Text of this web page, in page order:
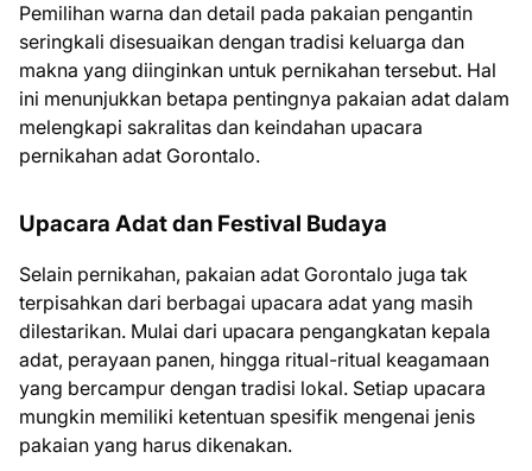
Pemilihan warna dan detail pada pakaian pengantin
seringkali disesuaikan dengan tradisi keluarga dan
makna yang diinginkan untuk pernikahan tersebut. Hal
ini menunjukkan betapa pentingnya pakaian adat dalam
melengkapi sakralitas dan keindahan upacara
pernikahan adat Gorontalo.
Upacara Adat dan Festival Budaya
Selain pernikahan, pakaian adat Gorontalo juga tak
terpisahkan dari berbagai upacara adat yang masih
dilestarikan. Mulai dari upacara pengangkatan kepala
adat, perayaan panen, hingga ritual-ritual keagamaan
yang bercampur dengan tradisi lokal. Setiap upacara
mungkin memiliki ketentuan spesifik mengenai jenis
pakaian yang harus dikenakan.